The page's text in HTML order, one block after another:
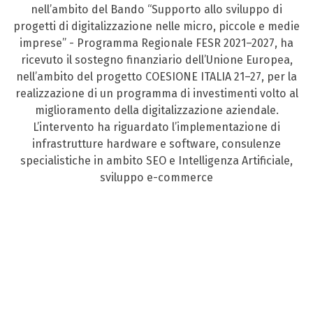
nell’ambito del Bando “Supporto allo sviluppo di
progetti di digitalizzazione nelle micro, piccole e medie
imprese” - Programma Regionale FESR 2021–2027, ha
ricevuto il sostegno finanziario dell’Unione Europea,
nell’ambito del progetto COESIONE ITALIA 21–27, per la
realizzazione di un programma di investimenti volto al
miglioramento della digitalizzazione aziendale.
L’intervento ha riguardato l’implementazione di
infrastrutture hardware e software, consulenze
specialistiche in ambito SEO e Intelligenza Artificiale,
sviluppo e-commerce